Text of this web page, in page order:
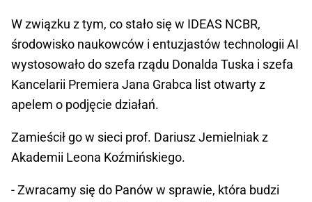
W związku z tym, co stało się w IDEAS NCBR,
środowisko naukowców i entuzjastów technologii AI
wystosowało do szefa rządu Donalda Tuska i szefa
Kancelarii Premiera Jana Grabca list otwarty z
apelem o podjęcie działań.
Zamieścił go w sieci prof. Dariusz Jemielniak z
Akademii Leona Koźmińskiego.
- Zwracamy się do Panów w sprawie, która budzi